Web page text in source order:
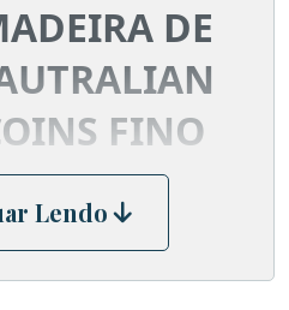
DE
FINO
Lendo